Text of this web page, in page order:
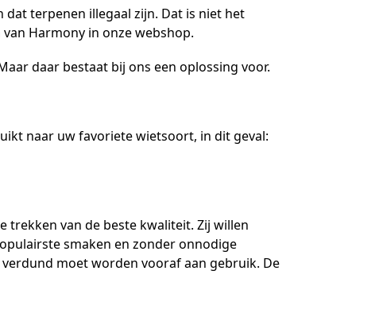
terpenen illegaal zijn. Dat is niet het
Harmony in onze webshop.
daar bestaat bij ons een oplossing voor.
naar uw favoriete wietsoort, in dit geval:
trekken van de beste kwaliteit. Zij willen
smaken en zonder onnodige
moet worden vooraf aan gebruik. De